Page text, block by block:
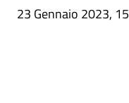
23 Gennaio 2023,